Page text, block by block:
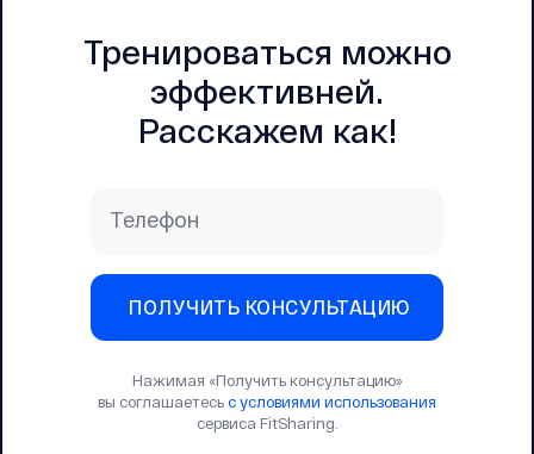
Тренироваться можно
эффективней.
Расскажем как!
Телефон
ПОЛУЧИТЬ КОНСУЛЬТАЦИЮ
Нажимая «Получить консультацию»
вы соглашаетесьс условиями использования
сервиса FitSharing.